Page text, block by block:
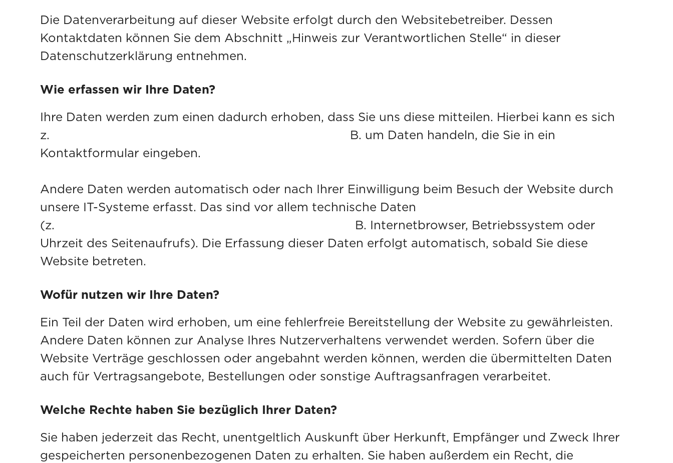
Die Datenverarbeitung auf dieser Website erfolgt durch den Websitebetreiber. Dessen
Kontaktdaten können Sie dem Abschnitt „Hinweis zur Verantwortlichen Stelle“ in dieser
Datenschutzerklärung entnehmen.
Wie erfassen wir Ihre Daten?
Ihre Daten werden zum einen dadurch erhoben, dass Sie uns diese mitteilen. Hierbei kann es sich
z. B. um Daten handeln, die Sie in ein
Kontaktformular eingeben.
Andere Daten werden automatisch oder nach Ihrer Einwilligung beim Besuch der Website durch
unsere IT-Systeme erfasst. Das sind vor allem technische Daten
(z. B. Internetbrowser, Betriebssystem oder
Uhrzeit des Seitenaufrufs). Die Erfassung dieser Daten erfolgt automatisch, sobald Sie diese
Website betreten.
Wofür nutzen wir Ihre Daten?
Ein Teil der Daten wird erhoben, um eine fehlerfreie Bereitstellung der Website zu gewährleisten.
Andere Daten können zur Analyse Ihres Nutzerverhaltens verwendet werden. Sofern über die
Website Verträge geschlossen oder angebahnt werden können, werden die übermittelten Daten
auch für Vertragsangebote, Bestellungen oder sonstige Auftragsanfragen verarbeitet.
Welche Rechte haben Sie bezüglich Ihrer Daten?
Sie haben jederzeit das Recht, unentgeltlich Auskunft über Herkunft, Empfänger und Zweck Ihrer
gespeicherten personenbezogenen Daten zu erhalten. Sie haben außerdem ein Recht, die